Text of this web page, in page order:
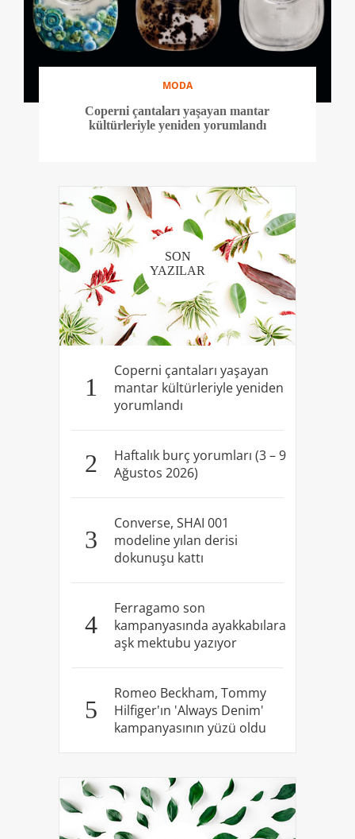
MODA
Coperni çantaları yaşayan mantar
kültürleriyle yeniden yorumlandı
SON
YAZILAR
1
Coperni çantaları yaşayan
mantar kültürleriyle yeniden
yorumlandı
2
Haftalık burç yorumları (3 – 9
Ağustos 2026)
3
Converse, SHAI 001
modeline yılan derisi
dokunuşu kattı
4
Ferragamo son
kampanyasında ayakkabılara
aşk mektubu yazıyor
5
Romeo Beckham, Tommy
Hilfiger'ın 'Always Denim'
kampanyasının yüzü oldu